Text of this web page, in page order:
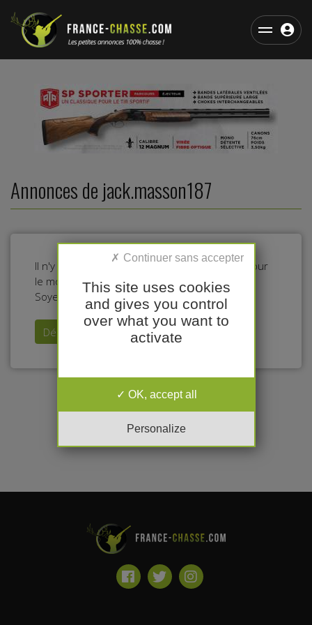
Annonces de jack.masson187
Il n'y a pas d'annonces dans cette catégorie pour
le moment.
Soyez le premier à déposer une annonce !
Déposer mon annonce
This site uses cookies
and gives you control
over what you want to
activate
OK, accept all
Personalize